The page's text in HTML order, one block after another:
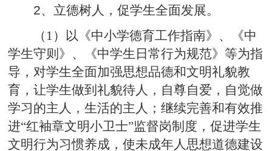
2、立德树人，促学生全面发展。
（1）以《中小学德育工作指南》、《中
学生守则》、《中学生日常行为规范》等为指
导，对学生全面加强思想品德和文明礼貌教
育，让学生做到礼貌待人，自尊自爱，自觉做
学习的主人，生活的主人；继续完善和有效推
进“红袖章文明小卫士”监督岗制度，促进学生
文明行为习惯养成，使未成年人思想道德建设